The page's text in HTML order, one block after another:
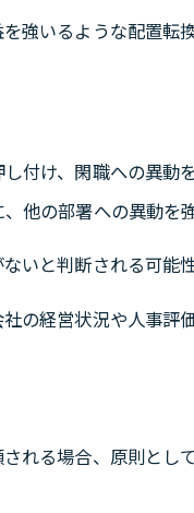
強いるような配置転
付け、閑職への異動
他の部署への異動を
いと判断される可能
の経営状況や人事評
れる場合、原則とし